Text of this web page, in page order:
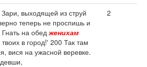
выходящей из струй
теперь не проспишь и
на обедженихам
в город!' 200 Так там
вися на ужасной веревке.
2